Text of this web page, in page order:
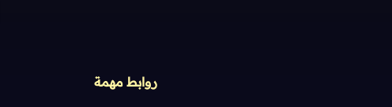
روابط مهمة